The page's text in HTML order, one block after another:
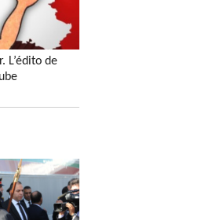
L’édito de